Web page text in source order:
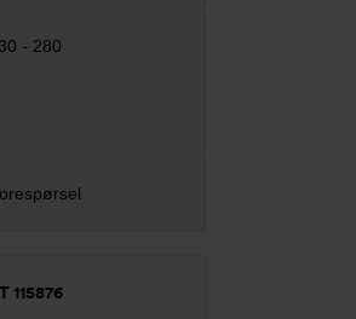
- 280
115876